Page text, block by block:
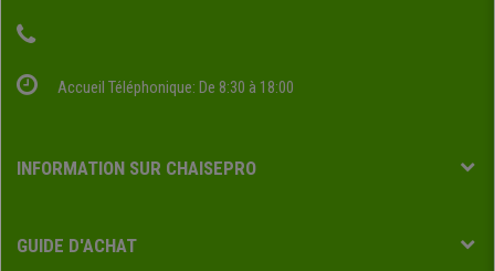
Accueil Téléphonique: De 8:30 à 18:00
INFORMATION SUR CHAISEPRO
GUIDE D'ACHAT